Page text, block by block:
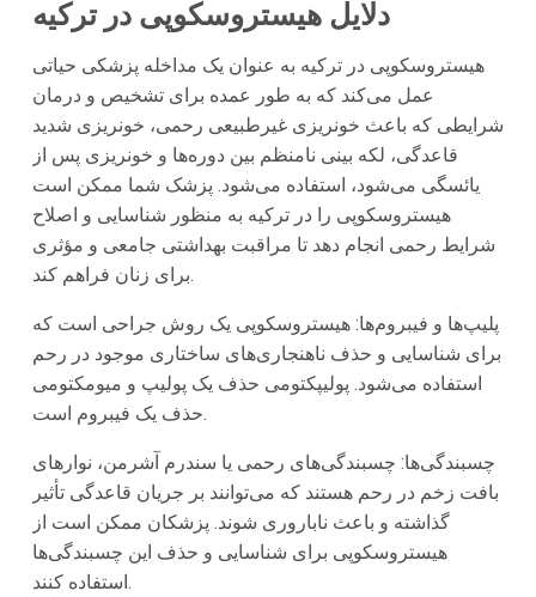
دلایل هیستروسکوپی در ترکیه
هیستروسکوپی در ترکیه به عنوان یک مداخله پزشکی حیاتی
عمل می‌کند که به طور عمده برای تشخیص و درمان
شرایطی که باعث خونریزی غیرطبیعی رحمی، خونریزی شدید
قاعدگی، لکه بینی نامنظم بین دوره‌ها و خونریزی پس از
یائسگی می‌شود، استفاده می‌شود. پزشک شما ممکن است
هیستروسکوپی را در ترکیه به منظور شناسایی و اصلاح
شرایط رحمی انجام دهد تا مراقبت بهداشتی جامعی و مؤثری
برای زنان فراهم کند.
پلیپ‌ها و فیبروم‌ها: هیستروسکوپی یک روش جراحی است که
برای شناسایی و حذف ناهنجاری‌های ساختاری موجود در رحم
استفاده می‌شود. پولیپکتومی حذف یک پولیپ و میومکتومی
حذف یک فیبروم است.
چسبندگی‌ها: چسبندگی‌های رحمی یا سندرم آشرمن، نوارهای
بافت زخم در رحم هستند که می‌توانند بر جریان قاعدگی تأثیر
گذاشته و باعث ناباروری شوند. پزشکان ممکن است از
هیستروسکوپی برای شناسایی و حذف این چسبندگی‌ها
استفاده کنند.